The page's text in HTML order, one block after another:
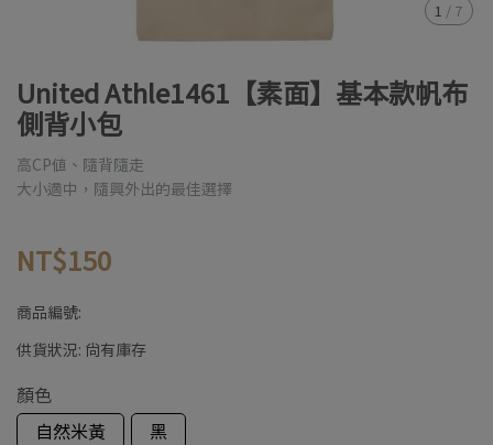
1 / 7
United Athle1461【素面】基本款帆布
側背小包
高CP值、隨背隨走
大小適中，隨興外出的最佳選擇
NT$150
商品編號:
供貨狀況: 尚有庫存
顏色
自然米黃
黑